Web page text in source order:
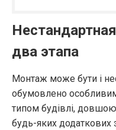
два этапа
Монтаж може бути і
обумовлено
типом будівлі,
будь-яких додаткових